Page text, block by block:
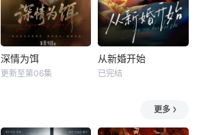
深情为饵
更新至第06集
从新婚开始
已完结
更多